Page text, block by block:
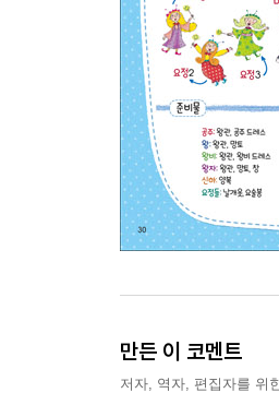
만든 이 코멘트
저자, 역자, 편집자를 위